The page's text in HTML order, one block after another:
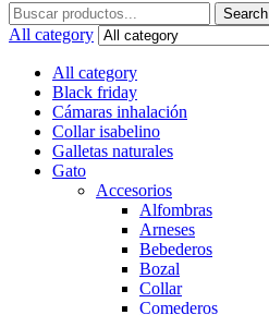
Search
for:
Search
All category
All category
Black friday
Cámaras inhalación
Collar isabelino
Galletas naturales
Gato
Accesorios
Alfombras
Arneses
Bebederos
Bozal
Collar
Comederos